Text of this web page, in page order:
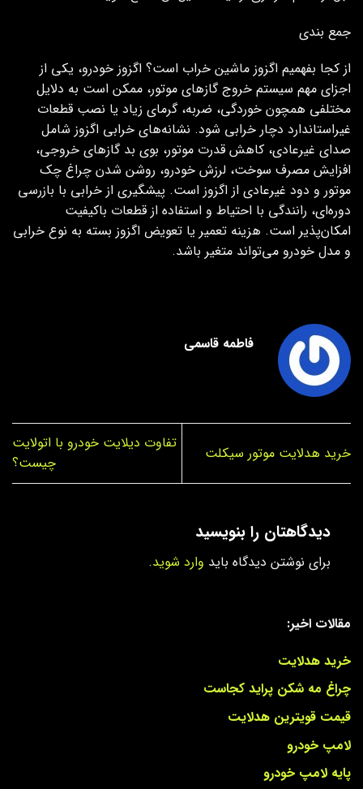
مقالات اخیر:
خرید هدلایت
چراغ مه شکن پراید کجاست
قیمت قویترین هدلایت
لامپ خودرو
پایه لامپ خودرو
جمع بندی
از کجا بفهمیم اگزوز ماشین خراب است؟ اگزوز خودرو، یکی از
اجزای مهم سیستم خروج گازهای موتور، ممکن است به دلایل
مختلفی همچون خوردگی، ضربه، گرمای زیاد یا نصب قطعات
غیراستاندارد دچار خرابی شود. نشانه‌های خرابی اگزوز شامل
صدای غیرعادی، کاهش قدرت موتور، بوی بد گازهای خروجی،
افزایش مصرف سوخت، لرزش خودرو، روشن شدن چراغ چک
موتور و دود غیرعادی از اگزوز است. پیشگیری از خرابی با بازرسی
دوره‌ای، رانندگی با احتیاط و استفاده از قطعات باکیفیت
امکان‌پذیر است. هزینه تعمیر یا تعویض اگزوز بسته به نوع خرابی
و مدل خودرو می‌تواند متغیر باشد.
فاطمه قاسمی
خرید هدلایت موتور سیکلت
تفاوت دیلایت خودرو با اتولایت
چیست؟
دیدگاهتان را بنویسید
برای نوشتن دیدگاه باید وارد شوید.